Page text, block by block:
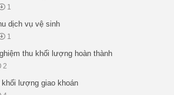
1
dịch vụ vệ sinh
1
thu khối lượng hoàn thành
2
khối lượng giao khoán